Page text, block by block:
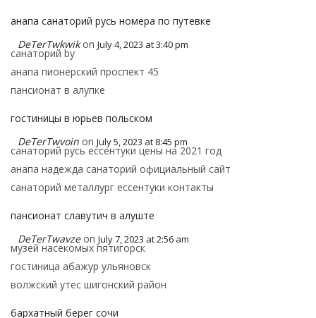
анапа санаторий русь номера по путевке
DeTerTwkwik on July 4, 2023 at 3:40 pm
санаторий by
анапа пионерский проспект 45
пансионат в алупке
гостиницы в юрьев польском
DeTerTwvoin on July 5, 2023 at 8:45 pm
санаторий русь ессентуки цены на 2021 год
анапа надежда санаторий официальный сайт
санаторий металлург ессентуки контакты
пансионат славутич в алуште
DeTerTwavze on July 7, 2023 at 2:56 am
музей насекомых пятигорск
гостиница абажур ульяновск
волжский утес шигонский район
бархатный берег сочи